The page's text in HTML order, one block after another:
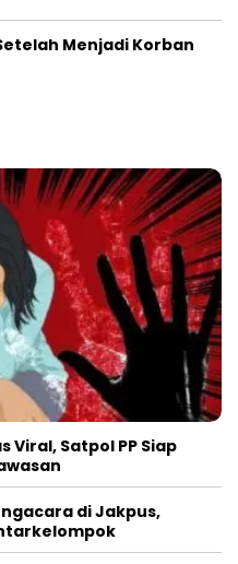
Menjadi Korban
Viral, Satpol PP Siap
di Jakpus,